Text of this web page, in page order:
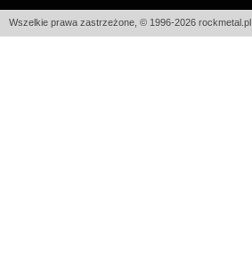
Wszelkie prawa zastrzeżone, © 1996-2026 rockmetal.pl